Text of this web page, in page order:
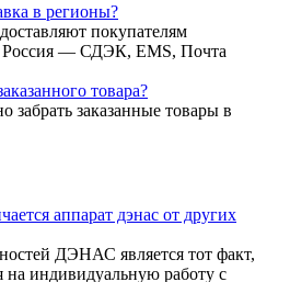
в регионы?
покупателям
Россия — СДЭК, EMS, Почта
товара?
забрать заказанные товары в
аппарат дэнас от других
ДЭНАС является тот факт,
на индивидуальную работу с